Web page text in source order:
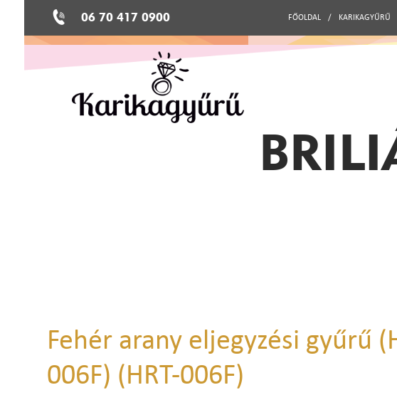
06 70 417 0900 FŐOLDAL / KARIKAGYŰRŰ
Fehér arany eljegyzési gyűrű
006F) (HRT-006F)